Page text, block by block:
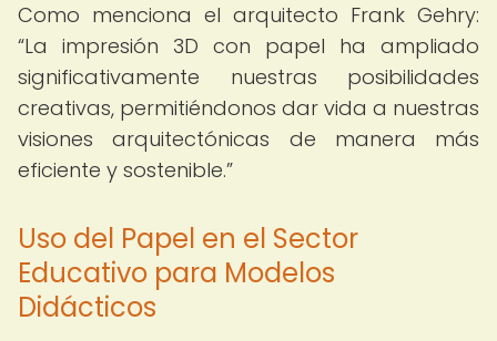
Como menciona el arquitecto Frank Gehry:
La impresión 3D con papel ha ampliado
significativamente nuestras posibilidades
creativas, permitiéndonos dar vida a nuestras
visiones arquitectónicas de manera más
eficiente y sostenible.
Uso del Papel en el Sector
Educativo para Modelos
Didácticos